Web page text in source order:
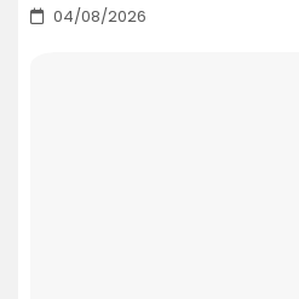
04/08/2026